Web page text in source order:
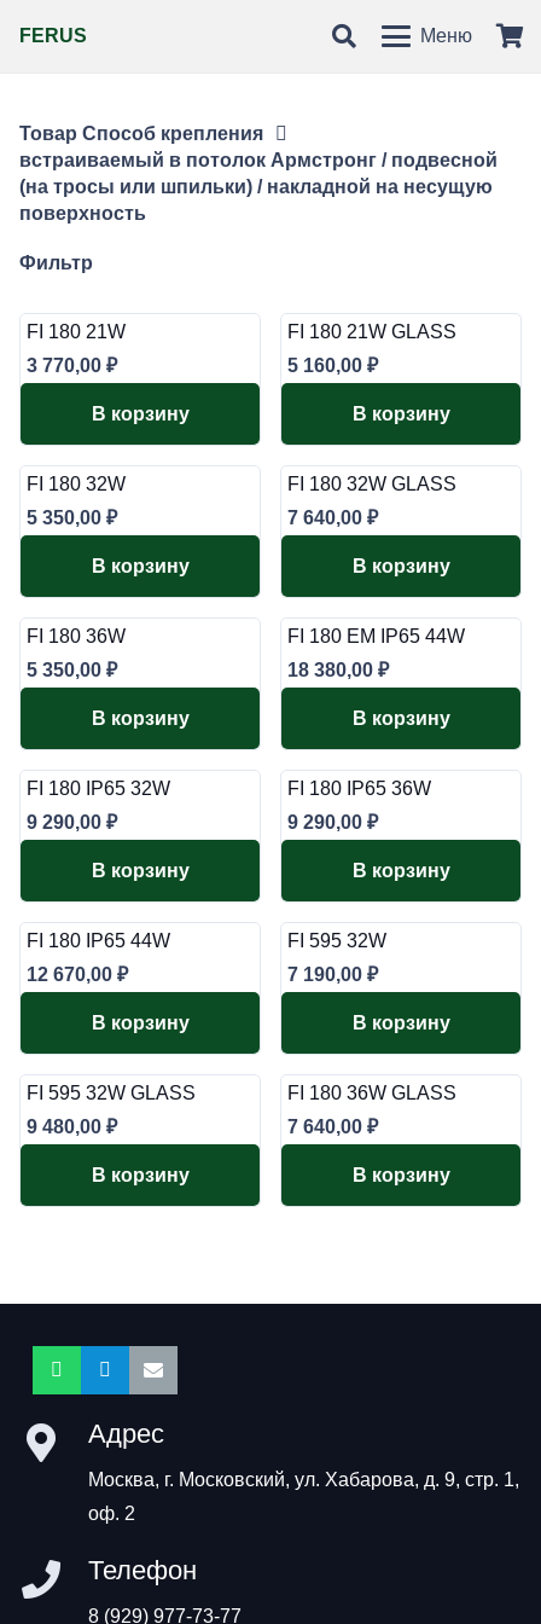
FERUS Меню
Товар Способ крепления
встраиваемый в потолок Армстронг / подвесной
(на тросы или шпильки) / накладной на несущую
поверхность
Фильтр
FI 180 21W
3 770,00 ₽
В корзину
FI 180 21W GLASS
5 160,00 ₽
В корзину
FI 180 32W
5 350,00 ₽
В корзину
FI 180 32W GLASS
7 640,00 ₽
В корзину
FI 180 36W
5 350,00 ₽
В корзину
FI 180 EM IP65 44W
18 380,00 ₽
В корзину
FI 180 IP65 32W
9 290,00 ₽
В корзину
FI 180 IP65 36W
9 290,00 ₽
В корзину
FI 180 IP65 44W
12 670,00 ₽
В корзину
FI 595 32W
7 190,00 ₽
В корзину
FI 595 32W GLASS
9 480,00 ₽
В корзину
FI 180 36W GLASS
7 640,00 ₽
В корзину
Адрес
Москва, г. Московский, ул. Хабарова, д. 9, стр. 1,
оф. 2
Телефон
8 (929) 977-73-77